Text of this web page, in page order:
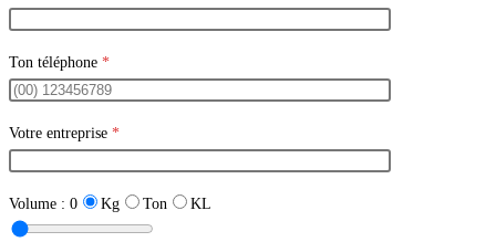
Ton téléphone *
Votre entreprise *
Volume : 0 Kg Ton KL